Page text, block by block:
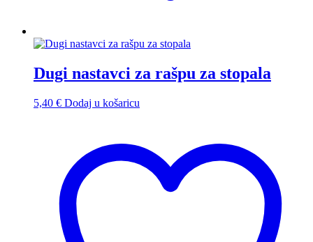
Dugi nastavci za rašpu za stopala
5,40 € Dodaj u košaricu